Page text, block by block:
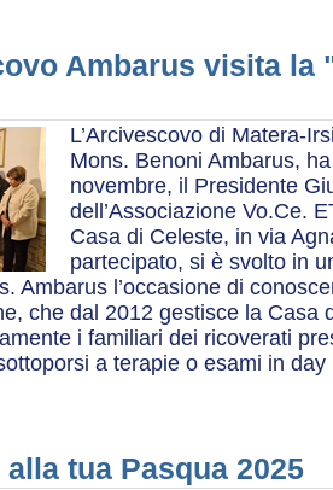
Ambarus visita la
L’Arcivescovo di Matera-
Mons. Benoni Ambarus,
novembre, il Presidente
dell’Associazione Vo.Ce.
Casa di Celeste, in via
partecipato, si è svolto in
Ambarus l’occasione di
che dal 2012 gestisce la Casa
i familiari dei ricoverati
a terapie o esami in day
alla tua Pasqua 2025